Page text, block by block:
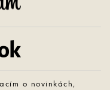
o novinkách,